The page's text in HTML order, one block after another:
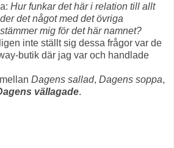
Hur funkar det här i relation till allt
det något med det övriga
mig för det här namnet?
inte ställt sig dessa frågor var de
butik där jag var och handlade
Dagens sallad, Dagens soppa,
vällagade.